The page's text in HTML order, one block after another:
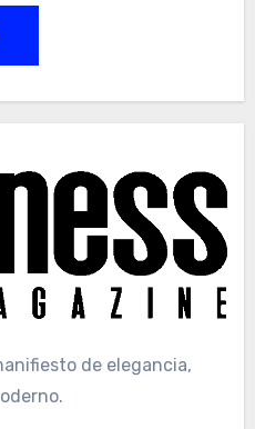
de elegancia,